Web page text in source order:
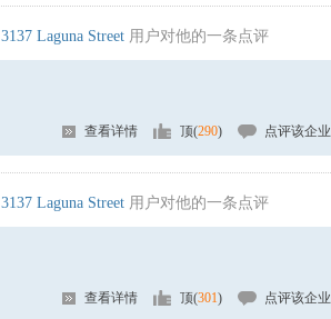
3137 Laguna Street 用户对他的一条点评
查看详情 顶(290) 点评该企业
3137 Laguna Street 用户对他的一条点评
查看详情 顶(301) 点评该企业